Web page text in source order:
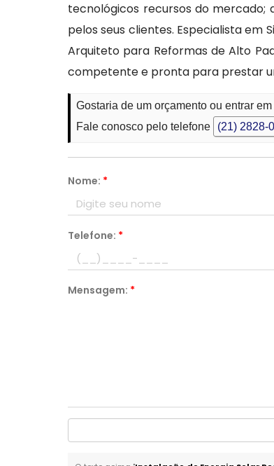
tecnológicos recursos do mercado;
pelos seus clientes. Especialista em
Arquiteto para Reformas de Alto
competente e pronta para prestar
Gostaria de um orçamento ou entrar
Fale conosco pelo telefone
(21) 2828-
Nome: *
Telefone: *
Mensagem: *